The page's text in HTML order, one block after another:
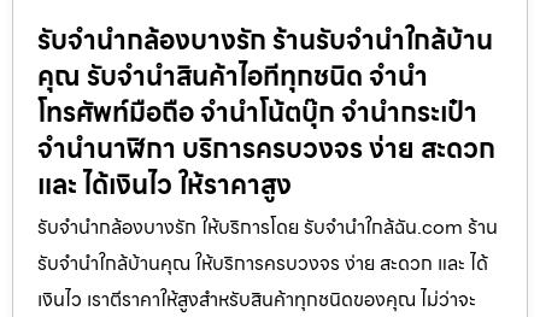
รับจำนำกล้องบางรัก ร้านรับจำนำใกล้บ้าน
คุณ รับจำนำสินค้าไอทีทุกชนิด จำนำ
โทรศัพท์มือถือ จำนำโน้ตบุ๊ก จำนำกระเป๋า
จำนำนาฬิกา บริการครบวงจร ง่าย สะดวก
และ ได้เงินไว ให้ราคาสูง
รับจำนำกล้องบางรัก ให้บริการโดย รับจํานําใกล้ฉัน.com ร้าน
รับจำนำใกล้บ้านคุณ ให้บริการครบวงจร ง่าย สะดวก และ ได้
เงินไว เราตีราคาให้สูงสำหรับสินค้าทุกชนิดของคุณ ไม่ว่าจะ